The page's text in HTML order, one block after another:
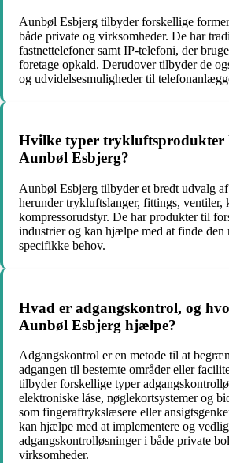
Aunbøl Esbjerg tilbyder forskellige
både private og virksomheder. De har
fastnettelefoner samt IP-telefoni, der
foretage opkald. Derudover tilbyder de
og udvidelsesmuligheder til
Hvilke typer trykluftsprodukter
Aunbøl Esbjerg?
Aunbøl Esbjerg tilbyder et bredt udvalg
herunder trykluftslanger, fittings, ventiler,
kompressorudstyr. De har produkter til
industrier og kan hjælpe med at finde den
specifikke behov.
Hvad er adgangskontrol, og
Aunbøl Esbjerg hjælpe?
Adgangskontrol er en metode til at
adgangen til bestemte områder eller
tilbyder forskellige typer
elektroniske låse, nøglekortsystemer og
som fingeraftrykslæsere eller
kan hjælpe med at implementere og
adgangskontrolløsninger i både private
virksomheder.